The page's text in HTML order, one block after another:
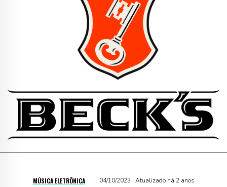
MÚSICA ELETRÔNICA 04/10/2023 · Atualizado há 2 anos